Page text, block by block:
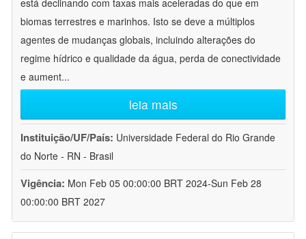
está declinando com taxas mais aceleradas do que em
biomas terrestres e marinhos. Isto se deve a múltiplos
agentes de mudanças globais, incluindo alterações do
regime hídrico e qualidade da água, perda de conectividade
e aument...
leia mais
Instituição/UF/País: Universidade Federal do Rio Grande
do Norte - RN - Brasil
Vigência: Mon Feb 05 00:00:00 BRT 2024-Sun Feb 28
00:00:00 BRT 2027